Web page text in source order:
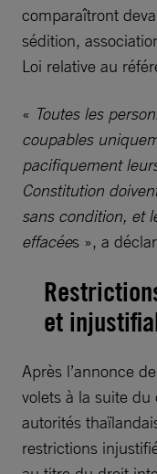
comparaîtront
sédition,
Loi relative au
« Toutes les
coupables
pacifiquement
Constitution
sans condition, et
effacées », a
et
Après l’annonce
volets à la suite du
autorités
restrictions